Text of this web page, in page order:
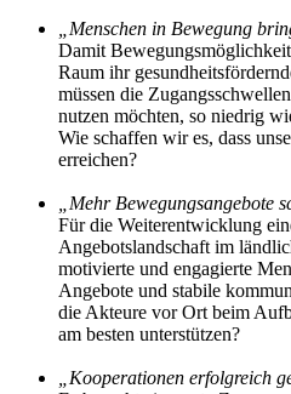
„Menschen in Bewegung
Damit
Raum ihr
müssen die
nutzen möchten, so niedrig
Wie schaffen wir es, dass
erreichen?
„Mehr Bewegungsangebote
Für die Weiterentwicklung
Angebotslandschaft im
motivierte und engagierte
Angebote und stabile
die Akteure vor Ort beim
am besten unterstützen?
„Kooperationen erfolgreich